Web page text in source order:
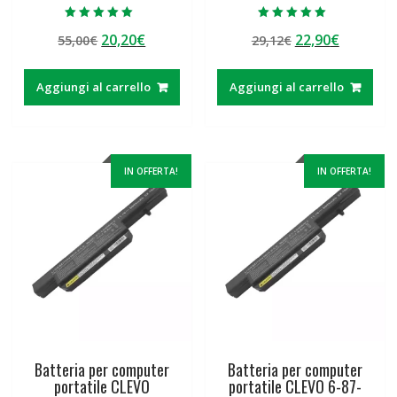
5.00
su 5
55,00€ Il
originale
era:
20,20€Il
attuale
è:
Aggiungi al carrello
5.00
su 5
29,12€ Il
originale
era:
22,90€Il
attuale
è:
Aggiungi al carrello
IN OFFERTA!
Batteria per computer
portatile CLEVO
IN OFFERTA!
Batteria per computer
portatile CLEVO 6-87-